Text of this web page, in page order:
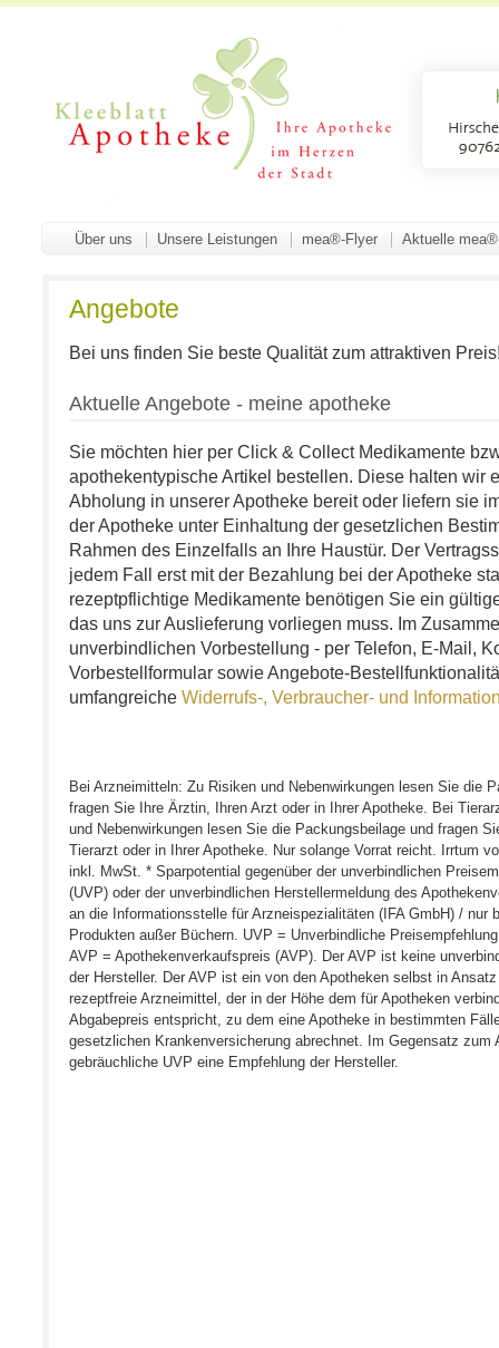
Über uns Unsere Leistungen mea®-Flyer Aktuelle
Angebote
Bei uns finden Sie beste Qualität zum attraktiven
Aktuelle Angebote - meine apotheke
Sie möchten hier per Click & Collect Medikamente
apothekentypische Artikel bestellen. Diese halten wir
Abholung in unserer Apotheke bereit oder liefern sie
der Apotheke unter Einhaltung der gesetzlichen
Rahmen des Einzelfalls an Ihre Haustür. Der
jedem Fall erst mit der Bezahlung bei der Apotheke
rezeptpflichtige Medikamente benötigen Sie ein
das uns zur Auslieferung vorliegen muss. Im
unverbindlichen Vorbestellung - per Telefon, E-Mail,
Vorbestellformular sowie Angebote-
umfangreiche Widerrufs-, Verbraucher- und
Bei Arzneimitteln: Zu Risiken und Nebenwirkungen lesen Sie die
fragen Sie Ihre Ärztin, Ihren Arzt oder in Ihrer Apotheke. Bei
und Nebenwirkungen lesen Sie die Packungsbeilage und fragen
Tierarzt oder in Ihrer Apotheke. Nur solange Vorrat reicht. Irrtum
inkl. MwSt. * Sparpotential gegenüber der unverbindlichen
(UVP) oder der unverbindlichen Herstellermeldung des
an die Informationsstelle für Arzneispezialitäten (IFA GmbH) / nur
Produkten außer Büchern. UVP = Unverbindliche
AVP = Apothekenverkaufspreis (AVP). Der AVP ist keine
der Hersteller. Der AVP ist ein von den Apotheken selbst in
rezeptfreie Arzneimittel, der in der Höhe dem für Apotheken
Abgabepreis entspricht, zu dem eine Apotheke in bestimmten
gesetzlichen Krankenversicherung abrechnet. Im Gegensatz zum
gebräuchliche UVP eine Empfehlung der Hersteller.